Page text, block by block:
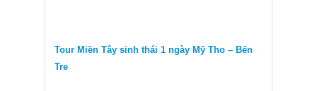
Tour Miền Tây sinh thái 1 ngày Mỹ Tho – Bến
Tre